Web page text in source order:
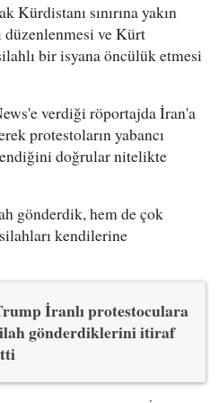
Kürdistanı sınırına yakın
düzenlenmesi ve Kürt
bir isyana öncülük etmesi
verdiği röportajda İran'a
protestoların yabancı
doğrular nitelikte
gönderdik, hem de çok
kendilerine
İranlı protestoculara
gönderdiklerini itiraf